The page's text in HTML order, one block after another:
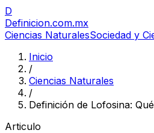
D
Definicion.com.mx
Ciencias NaturalesSociedad y
Inicio
/
Ciencias Naturales
/
Definición de Lofosina:
Articulo